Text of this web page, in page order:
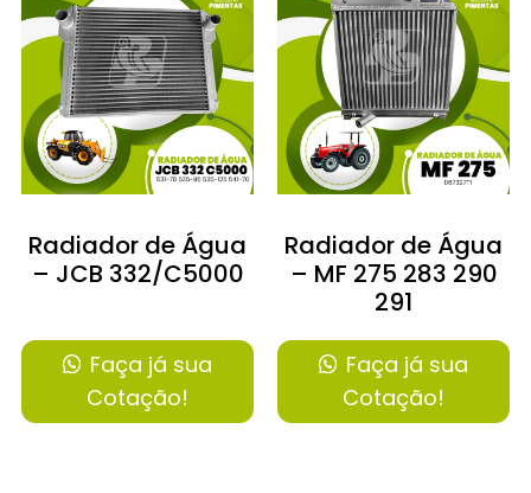
Radiador de Água
– JCB 332/C5000
Faça já sua
Cotação!
Radiador de Água
– MF 275 283 290
291
Faça já sua
Cotação!